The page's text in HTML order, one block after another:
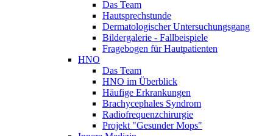
Das Team
Hautsprechstunde
Dermatologischer Untersuchungsgang
Bildergalerie - Fallbeispiele
Fragebogen für Hautpatienten
HNO
Das Team
HNO im Überblick
Häufige Erkrankungen
Brachycephales Syndrom
Radiofrequenzchirurgie
Projekt "Gesunder Mops"